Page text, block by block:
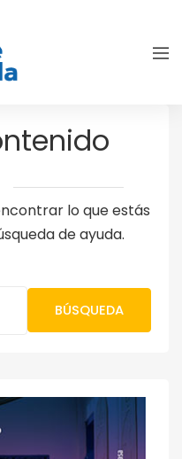
lo que estás
de ayuda.
BÚSQUEDA